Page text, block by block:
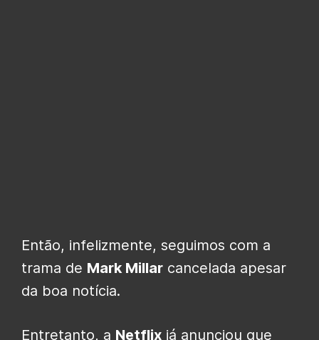
Então, infelizmente, seguimos com a
trama de Mark Millar cancelada apesar
da boa notícia.
Entretanto, a Netflix já anunciou que